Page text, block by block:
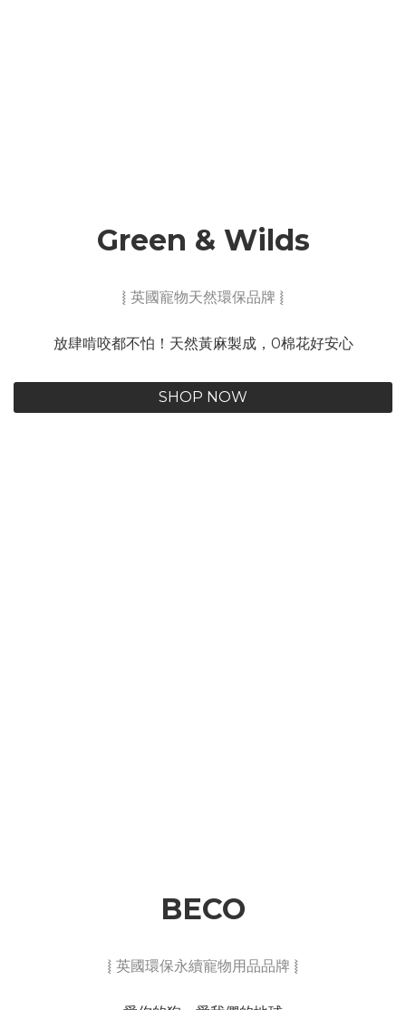
Green & Wilds
⦚ 英國寵物天然環保品牌 ⦚
放肆啃咬都不怕！天然黃麻製成，0棉花好安心
SHOP NOW
BECO
⦚ 英國環保永續寵物用品品牌 ⦚